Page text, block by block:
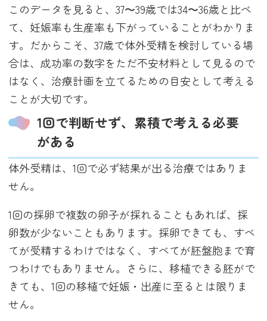
このデータを見ると、37〜39歳では34〜36歳と比べ
て、妊娠率も生産率も下がっていることがわかりま
す。だからこそ、37歳で体外受精を検討している場
合は、成功率の数字をただ不安材料として見るので
はなく、治療計画を立てるための目安として考える
ことが大切です。
1回で判断せず、累積で考える必要
がある
体外受精は、1回で必ず結果が出る治療ではありま
せん。
1回の採卵で複数の卵子が採れることもあれば、採
卵数が少ないこともあります。採卵できても、すべ
てが受精するわけではなく、すべてが胚盤胞まで育
つわけでもありません。さらに、移植できる胚がで
きても、1回の移植で妊娠・出産に至るとは限りま
せん。